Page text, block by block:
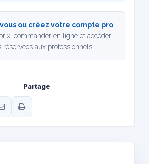
ou créez votre compte pro
commander en ligne et accéder
réservées aux professionnels.
Partage